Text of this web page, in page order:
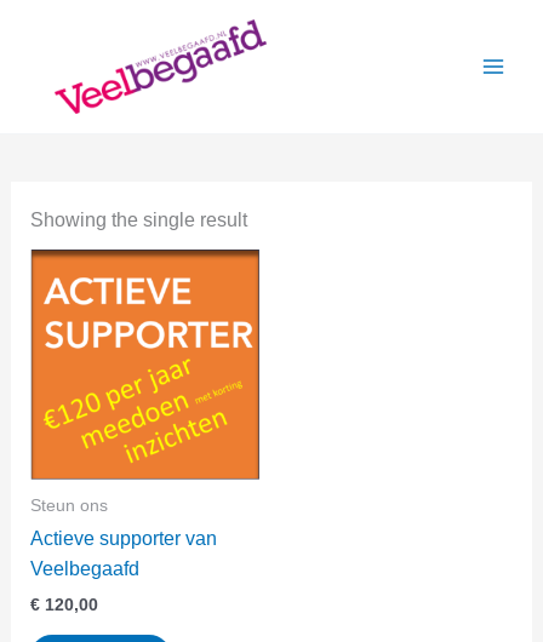
Showing the single result
Steun ons
Actieve supporter van
Veelbegaafd
€120,00